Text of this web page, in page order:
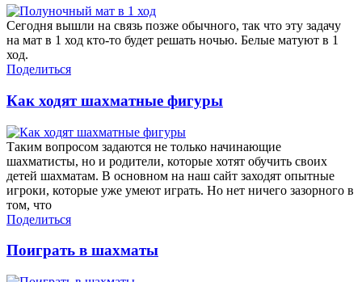
Сегодня вышли на связь позже обычного, так что эту задачу
на мат в 1 ход кто-то будет решать ночью. Белые матуют в 1
ход.
Поделиться
Как ходят шахматные фигуры
Таким вопросом задаются не только начинающие
шахматисты, но и родители, которые хотят обучить своих
детей шахматам. В основном на наш сайт заходят опытные
игроки, которые уже умеют играть. Но нет ничего зазорного в
том, что
Поделиться
Поиграть в шахматы